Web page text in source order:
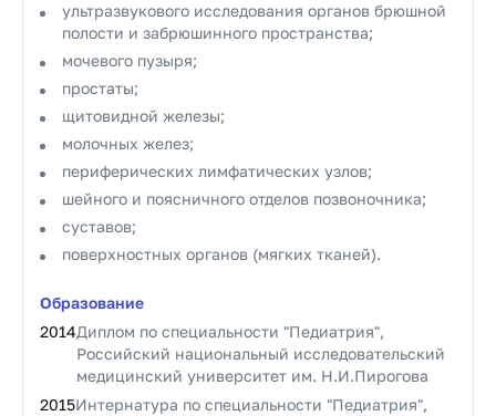
ультразвукового исследования органов брюшной
полости и забрюшинного пространства;
мочевого пузыря;
простаты;
щитовидной железы;
молочных желез;
периферических лимфатических узлов;
шейного и поясничного отделов позвоночника;
суставов;
поверхностных органов (мягких тканей).
Образование
2014Диплом по специальности "Педиатрия",
Российский национальный исследовательский
медицинский университет им. Н.И.Пирогова
2015Интернатура по специальности "Педиатрия",